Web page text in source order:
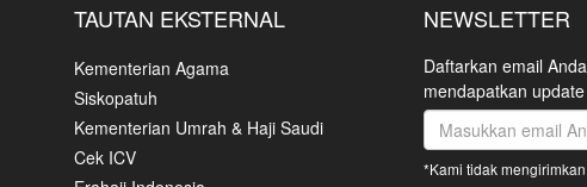
TAUTAN EKSTERNAL
Kementerian Agama
Siskopatuh
Kementerian Umrah & Haji Saudi
Cek ICV
NEWSLETTER
Daftarkan email
mendapatkan
*Kami tidak mengirimkan